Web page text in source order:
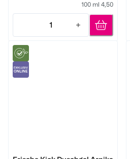
100 ml 4,50
1
Quantity: 1